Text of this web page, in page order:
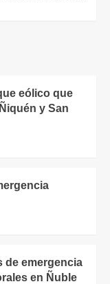
eólico que
y San
de emergencia
en Ñuble